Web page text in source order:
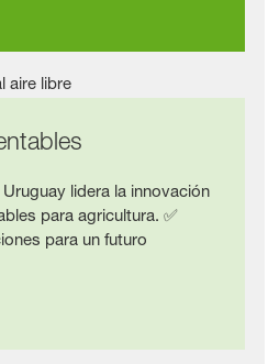
lidera la innovación
para agricultura. ✅
para un futuro